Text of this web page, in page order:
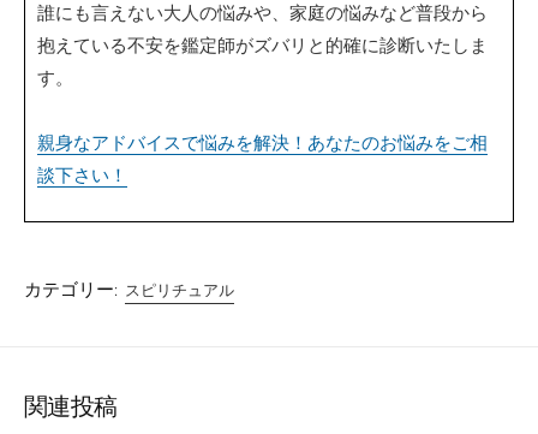
誰にも言えない大人の悩みや、家庭の悩みなど普段から
抱えている不安を鑑定師がズバリと的確に診断いたしま
す。
親身なアドバイスで悩みを解決！あなたのお悩みをご相
談下さい！
カテゴリー: スピリチュアル
関連投稿